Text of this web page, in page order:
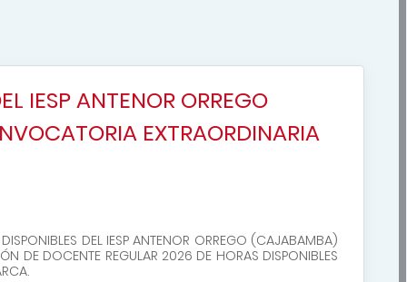
IESP ANTENOR ORREGO
EXTRAORDINARIA
DEL IESP ANTENOR ORREGO (CAJABAMBA)
DE DOCENTE REGULAR 2026 DE HORAS DISPONIBLES